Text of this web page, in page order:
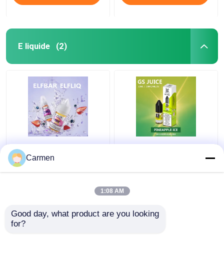
E liquide (2)
ELFBAR ELFLIQ E-
Liquid - Qualité
supérieure pour une
Vaporlax GS JUICE La
collection ultime de 20
vapotage riche
Carmen
1:08 AM
Good day, what product are you looking
for?